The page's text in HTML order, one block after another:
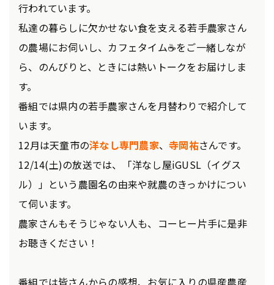
行われています。
私達の暮らしに欠かせない食を支える若手農家さん
の農場にお伺いし、カフェタイム☕をご一緒しなが
ら、のんびりと、ときには熱いトークをお届けしま
す。
番組では県内の若手農家さんを月替わりで紹介して
います。
12月は天童市の洋なし専門農家、 寺岡祐さんです。
12/14(土)の放送では、「洋なし屋iGUSL（イグス
ル）」という農園名の由来や就農のきっかけについ
て伺います。
農家さんもそうじゃない人も、コーヒー片手に是非
お聴きください！
番組では皆さんからの感想、お気に入りの県産農産